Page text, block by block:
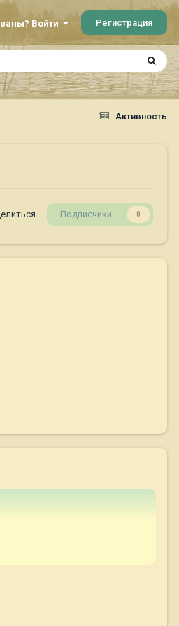
Войти Регистрация
Активность
Подписчики 0